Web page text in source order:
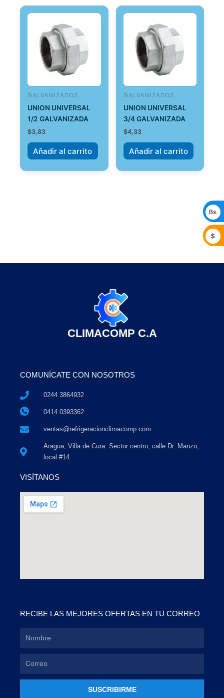
GALVANIZADOS
UNION UNIVERSAL
1/2 GALVANIZADA
$3,83
Añadir al carrito
GALVANIZADOS
UNION UNIVERSAL
3/4 GALVANIZADA
$4,33
Añadir al carrito
CLIMACOMP C.A
COMUNÍCATE CON NOSOTROS
0244 3864932
0414 0393362
ventas@refrigeracionclimacomp.com
Aragua, Villa de Cura. Sector centro, calle Dr. Manzo,
local #14
VISÍTANOS
RECIBE LAS MEJORES OFERTAS EN TU CORREO
SUSCRIBIRME
Bs.
$